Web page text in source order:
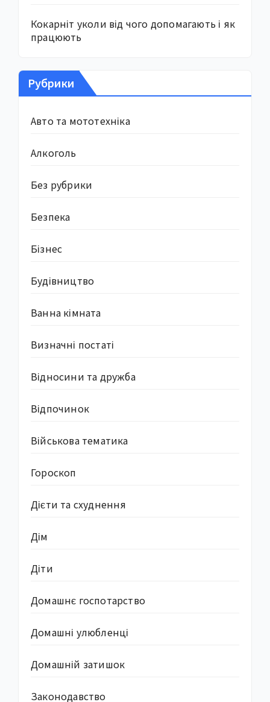
Кокарніт уколи від чого допомагають і як
працюють
Рубрики
Авто та мототехніка
Алкоголь
Без рубрики
Безпека
Бізнес
Будівництво
Ванна кімната
Визначні постаті
Відносини та дружба
Відпочинок
Військова тематика
Гороскоп
Дієти та схуднення
Дім
Діти
Домашнє госпотарство
Домашні улюбленці
Домашній затишок
Законодавство